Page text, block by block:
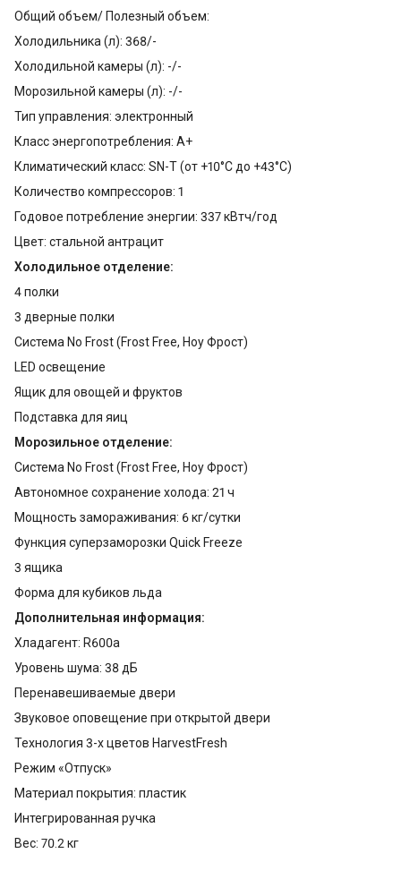
Общий объем/ Полезный объем:
Холодильника (л): 368/-
Холодильной камеры (л): -/-
Морозильной камеры (л): -/-
Тип управления: электронный
Класс энергопотребления: A+
Климатический класс: SN-T (от +10°С до +43°С)
Количество компрессоров: 1
Годовое потребление энергии: 337 кВтч/год
Цвет: стальной антрацит
Холодильное отделение:
4 полки
3 дверные полки
Система No Frost (Frost Free, Ноу Фрост)
LED освещение
Ящик для овощей и фруктов
Подставка для яиц
Морозильное отделение:
Система No Frost (Frost Free, Ноу Фрост)
Автономное сохранение холода: 21 ч
Мощность замораживания: 6 кг/сутки
Функция суперзаморозки Quick Freeze
3 ящика
Форма для кубиков льда
Дополнительная информация:
Хладагент: R600a
Уровень шума: 38 дБ
Перенавешиваемые двери
Звуковое оповещение при открытой двери
Технология 3-х цветов HarvestFresh
Режим «Отпуск»
Материал покрытия: пластик
Интегрированная ручка
Вес: 70.2 кг